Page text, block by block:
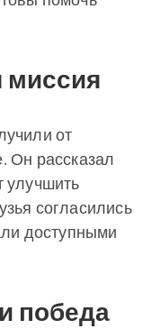
миссия
от
Он рассказал
улучшить
согласились
доступными
победа